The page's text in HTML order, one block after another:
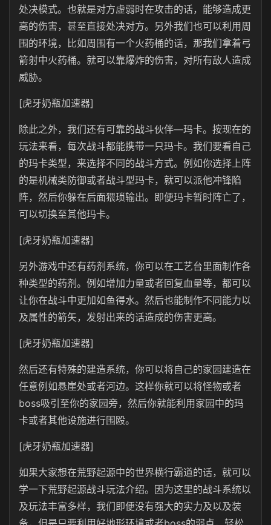
处决模式。也就是对方虚弱时在攻击的话，能够造成更
高的伤害，甚至直接处决对方。另外我们也可以利用周
围的环境，比如周围有一个火药桶的话，那我们拿着弓
箭射中火药桶。就可以靠爆炸的伤害，对所有敌人造成
威胁。
[虎牙奶瓶加速器]
除此之外，我们还有可靠的战斗伙伴—玛卡。按现在的
玩法来看，每次战斗都能携带一只玛卡。我们要看自己
的玛卡类型，来选择不同的战斗方式。例如你选择上阵
的是机械类防御或者战斗型玛卡，就可以派他冲锋陷
阵，然后你躲在后面猥琐输出。即便玛卡暂时阵亡了，
可以切换至其他玛卡。
[虎牙奶瓶加速器]
另外游戏中还有药剂系统，你可以在工艺台里面制作各
种类型的药剂。例如增加力量或者回复血量等，都可以
让你在战斗中更加如鱼得水。然后也能制作不同能力以
及属性的箭矢，发射出来的话造成的伤害更高。
[虎牙奶瓶加速器]
然后还有特殊的建造系统，你可以将自己的家园建造在
任意例如悬崖处或者河边。这样你就可以将怪物或者
boss吸引至你的家园旁，然后你就能利用家园中的玛
卡或者其他设施进行围殴。
[虎牙奶瓶加速器]
如果大家想在荒野起源中的世界横行霸道的话，就可以
学一下荒野起源战斗玩法介绍。因为这里的战斗系统以
及玩法丰富多样，我们即便没有强大的实力及以及装